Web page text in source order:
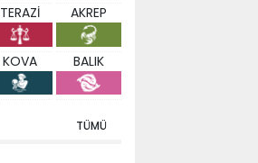
TERAZİ AKREP
KOVA BALIK
TÜMÜ